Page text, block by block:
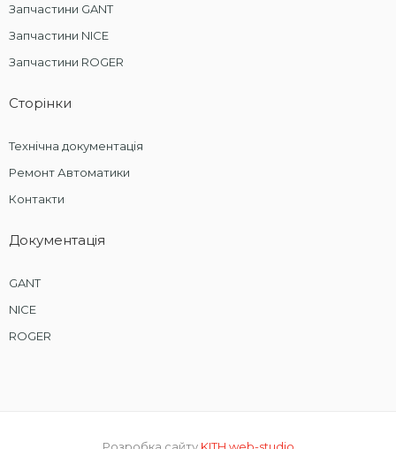
Запчастини GANT
Запчастини NICE
Запчастини ROGER
Сторінки
Технічна документація
Ремонт Автоматики
Контакти
Документація
GANT
NICE
ROGER
Розробка сайту KITH web-studio